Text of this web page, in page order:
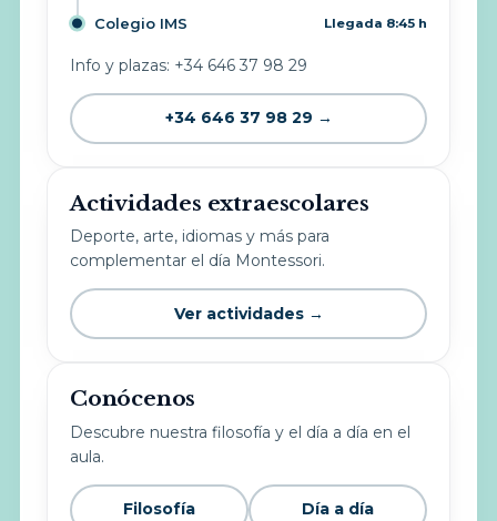
Colegio IMS
Llegada 8:45 h
Info y plazas: +34 646 37 98 29
+34 646 37 98 29 →
Actividades extraescolares
Deporte, arte, idiomas y más para
complementar el día Montessori.
Ver actividades →
Conócenos
Descubre nuestra filosofía y el día a día en el
aula.
Filosofía Día a día